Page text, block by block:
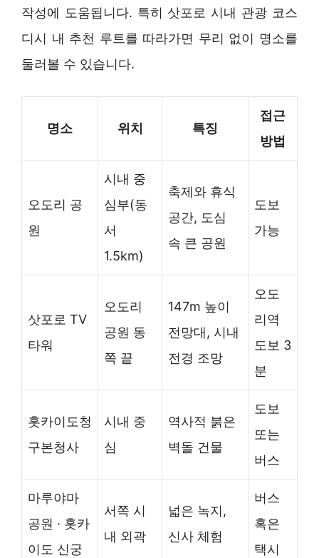
작성에 도움됩니다. 특히 삿포로 시내 관광 코스
디시 내 추천 루트를 따라가면 무리 없이 명소를
둘러볼 수 있습니다.
명소 위치 특징
접근
방법
오도리 공
원
시내 중
심부(동
서
1.5km)
축제와 휴식
공간, 도심
속 큰 공원
도보
가능
삿포로 TV
타워
오도리
공원 동
쪽 끝
147m 높이
전망대, 시내
전경 조망
오도
리역
도보 3
분
홋카이도청
구본청사
시내 중
심
역사적 붉은
벽돌 건물
도보
또는
버스
마루야마
공원 · 홋카
이도 신궁
서쪽 시
내 외곽
넓은 녹지,
신사 체험
버스
혹은
택시